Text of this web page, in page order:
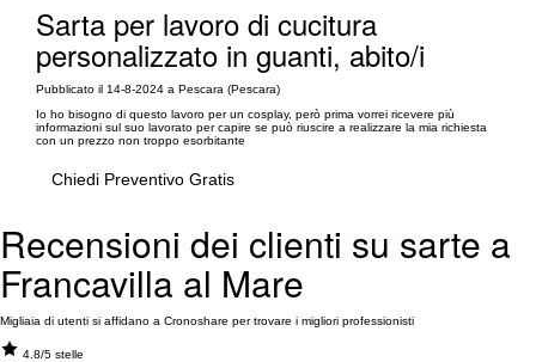
Sarta per lavoro di cucitura
personalizzato in guanti, abito/i
Pubblicato il 14-8-2024 a Pescara (Pescara)
Io ho bisogno di questo lavoro per un cosplay, però prima vorrei ricevere più
informazioni sul suo lavorato per capire se può riuscire a realizzare la mia richiesta
con un prezzo non troppo esorbitante
Chiedi Preventivo Gratis
Recensioni dei clienti su sarte a
Francavilla al Mare
Migliaia di utenti si affidano a Cronoshare per trovare i migliori professionisti
4.8/5 stelle